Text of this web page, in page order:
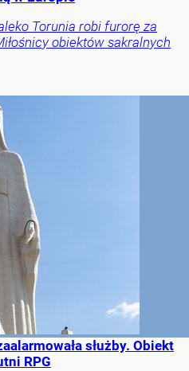
Torunia robi furorę za
obiektów sakralnych
służby. Obiekt
RPG